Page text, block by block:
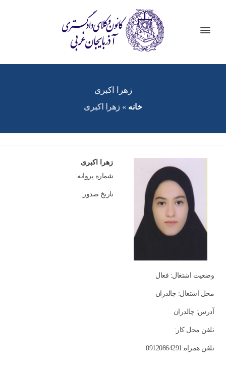
زهرا اکبری
خانه » زهرا اکبری
زهرا اکبری
شماره پروانه:
تاریخ صدور:
وضعیت اشتغال: فعال
محل اشتغال: چالدران
آدرس: چالدران
تلفن محل کار:
تلفن همراه:09120864291